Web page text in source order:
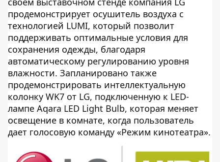
продемонстрирует осушитель воздуха с
технологией LUMI, который позволит
поддерживать оптимальные условия для
сохранения одежды, благодаря
автоматическому регулированию уровня
влажности. Запланировано также
продемонстрировать интеллектуальную
колонку WK7 от LG, подключенную к LED-
лампе Aqara LED Light Bulb, которая меняет
освещение в комнате, когда пользователь
дает голосовую команду «Режим кинотеатра».